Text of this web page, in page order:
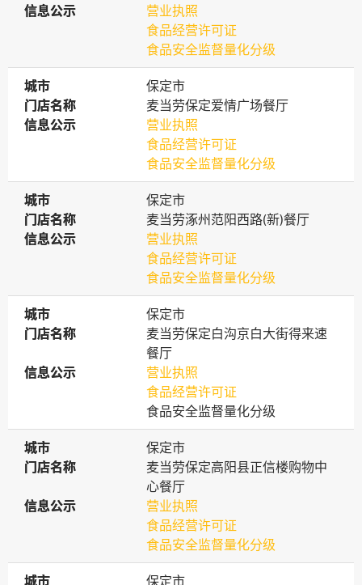
信息公示
信息公示
营业执照
食品经营许可证
食品安全监督量化分级
城市
城市
保定市
门店名称
门店名称
麦当劳保定爱情广场餐厅
信息公示
信息公示
营业执照
食品经营许可证
食品安全监督量化分级
城市
城市
保定市
门店名称
门店名称
麦当劳涿州范阳西路(新)餐厅
信息公示
信息公示
营业执照
食品经营许可证
食品安全监督量化分级
城市
城市
保定市
门店名称
门店名称
麦当劳保定白沟京白大街得来速
餐厅
信息公示
信息公示
营业执照
食品经营许可证
食品安全监督量化分级
城市
城市
保定市
门店名称
门店名称
麦当劳保定高阳县正信楼购物中
心餐厅
信息公示
信息公示
营业执照
食品经营许可证
食品安全监督量化分级
城市
城市
保定市